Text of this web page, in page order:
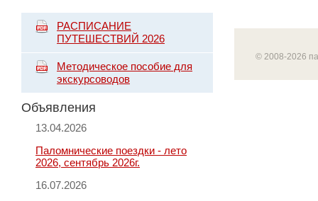
РАСПИСАНИЕ
ПУТЕШЕСТВИЙ 2026
Методическое пособие для
экскурсоводов
Объявления
13.04.2026
Паломнические поездки - лето
2026, сентябрь 2026г.
16.07.2026
© 2008-2026